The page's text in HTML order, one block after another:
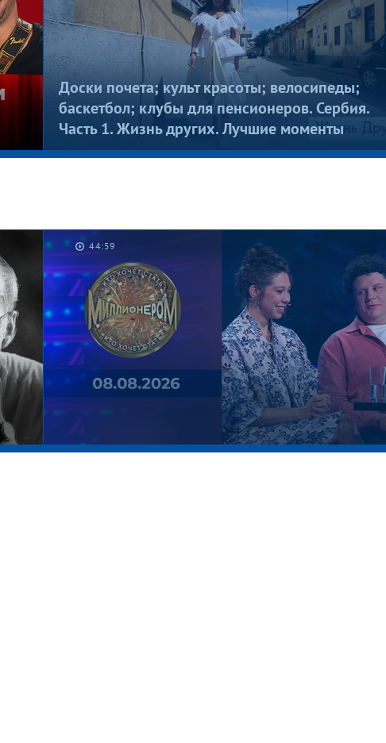
Котлеты на шкафу. Мужское / Женское
Доски почета; культ красоты; велосипеды;
баскетбол; клубы для пенсионеров. Сербия.
Часть 1. Жизнь других. Лучшие моменты
44:59